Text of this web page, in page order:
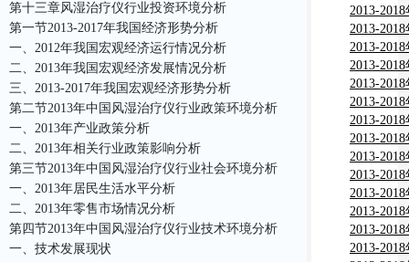
第十三章风湿治疗仪行业投资环境分析
第一节2013-2017年我国经济形势分析
一、2012年我国宏观经济运行情况分析
二、2013年我国宏观经济发展情况分析
三、2013-2017年我国宏观经济形势分析
第二节2013年中国风湿治疗仪行业政策环境分析
一、2013年产业政策分析
二、2013年相关行业政策影响分析
第三节2013年中国风湿治疗仪行业社会环境分析
一、2013年居民生活水平分析
二、2013年零售市场情况分析
第四节2013年中国风湿治疗仪行业技术环境分析
一、技术发展现状
测及投资
2013-
度调研与
2013-
租赁市场
研究报告
2013-
竞争趋势
规划报告
2013-
疗机行业
资及市场
2013-
业发展前
情投资预
2013-
行业发展
行情投资
2013-
行业行情
市场营销
2013-
展前景趋
资预测报
2013-
场行情调
景规划预
2013-
行业行情
市场营销
2013-
熏蒸治疗
及市场投
2013-
及护理行
及投资前
2013-
展前景趋
2013-